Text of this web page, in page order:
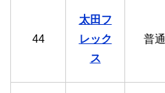
44
太田フ
レック
ス
普通